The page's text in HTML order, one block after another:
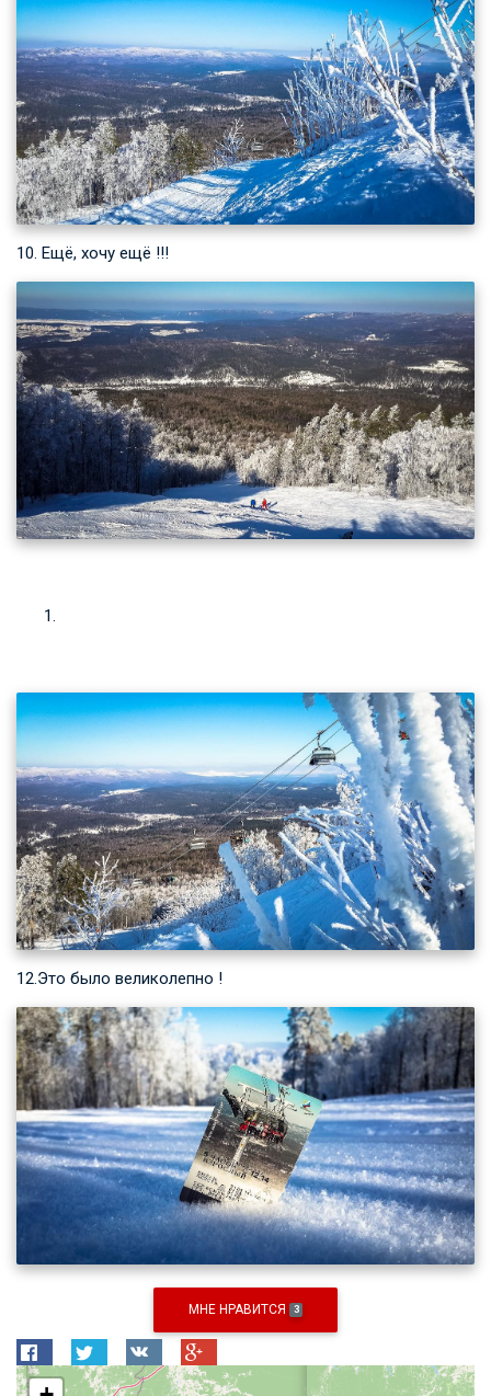
10. Ещё, хочу ещё !!!
12.Это было великолепно !
МНЕ НРАВИТСЯ 3